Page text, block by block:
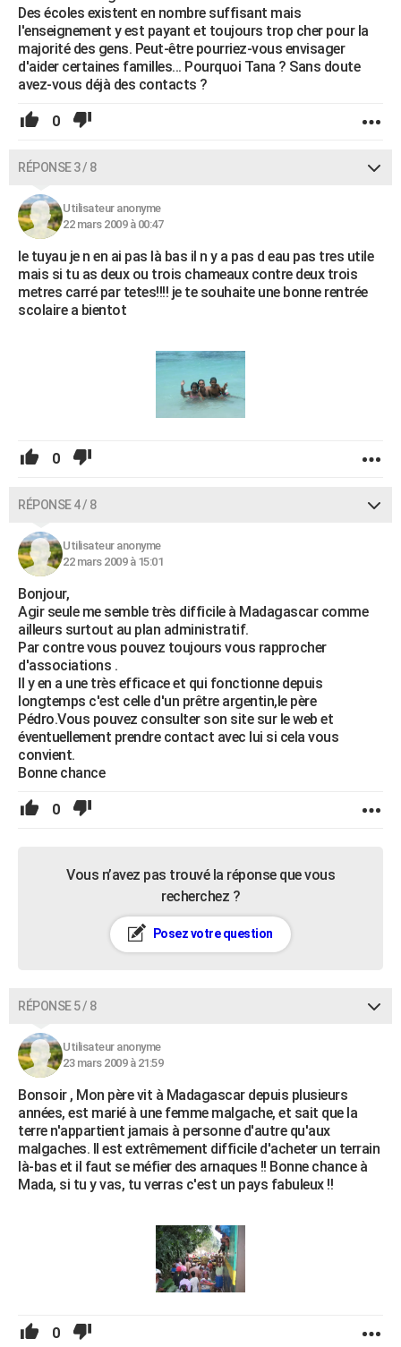
Des écoles existent en nombre suffisant mais
l'enseignement y est payant et toujours trop cher pour la
majorité des gens. Peut-être pourriez-vous envisager
d'aider certaines familles... Pourquoi Tana ? Sans doute
avez-vous déjà des contacts ?
0
RÉPONSE 3 / 8
Utilisateur anonyme
22 mars 2009 à 00:47
le tuyau je n en ai pas là bas il n y a pas d eau pas tres utile
mais si tu as deux ou trois chameaux contre deux trois
metres carré par tetes!!!! je te souhaite une bonne rentrée
scolaire a bientot
0
RÉPONSE 4 / 8
Utilisateur anonyme
22 mars 2009 à 15:01
Bonjour,
Agir seule me semble très difficile à Madagascar comme
ailleurs surtout au plan administratif.
Par contre vous pouvez toujours vous rapprocher
d'associations .
Il y en a une très efficace et qui fonctionne depuis
longtemps c'est celle d'un prêtre argentin,le père
Pédro.Vous pouvez consulter son site sur le web et
éventuellement prendre contact avec lui si cela vous
convient.
Bonne chance
0
Vous n’avez pas trouvé la réponse que vous
recherchez ?
Posez votre question
RÉPONSE 5 / 8
Utilisateur anonyme
23 mars 2009 à 21:59
Bonsoir , Mon père vit à Madagascar depuis plusieurs
années, est marié à une femme malgache, et sait que la
terre n'appartient jamais à personne d'autre qu'aux
malgaches. Il est extrêmement difficile d'acheter un terrain
là-bas et il faut se méfier des arnaques !! Bonne chance à
Mada, si tu y vas, tu verras c'est un pays fabuleux !!
0